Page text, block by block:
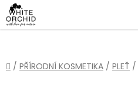
Přejít
na
obsah
Domů
/ PŘÍRODNÍ KOSMETIKA / PLEŤ /